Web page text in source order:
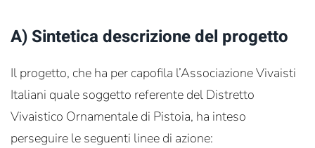
A) Sintetica descrizione del progetto
Il progetto, che ha per capofila l’Associazione Vivaisti
Italiani quale soggetto referente del Distretto
Vivaistico Ornamentale di Pistoia, ha inteso
perseguire le seguenti linee di azione: